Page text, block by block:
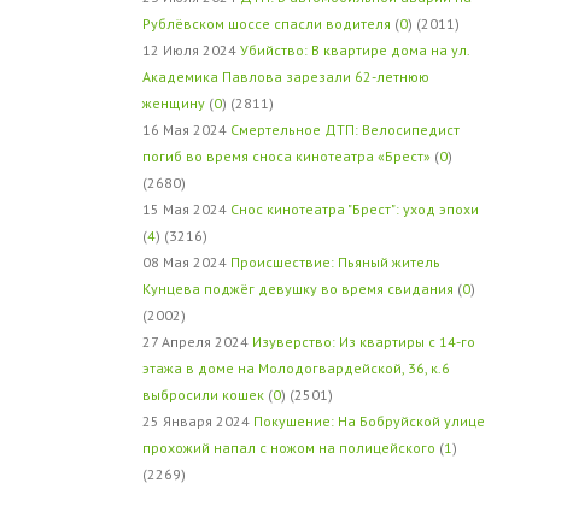
Рублёвском шоссе спасли водителя (0) (2011)
12 Июля 2024 Убийство: В квартире дома на ул.
Академика Павлова зарезали 62-летнюю
женщину (0) (2811)
16 Мая 2024 Смертельное ДТП: Велосипедист
погиб во время сноса кинотеатра «Брест» (0)
(2680)
15 Мая 2024 Снос кинотеатра "Брест": уход эпохи
(4) (3216)
08 Мая 2024 Происшествие: Пьяный житель
Кунцева поджёг девушку во время свидания (0)
(2002)
27 Апреля 2024 Изуверство: Из квартиры с 14-го
этажа в доме на Молодогвардейской, 36, к.6
выбросили кошек (0) (2501)
25 Января 2024 Покушение: На Бобруйской улице
прохожий напал с ножом на полицейского (1)
(2269)